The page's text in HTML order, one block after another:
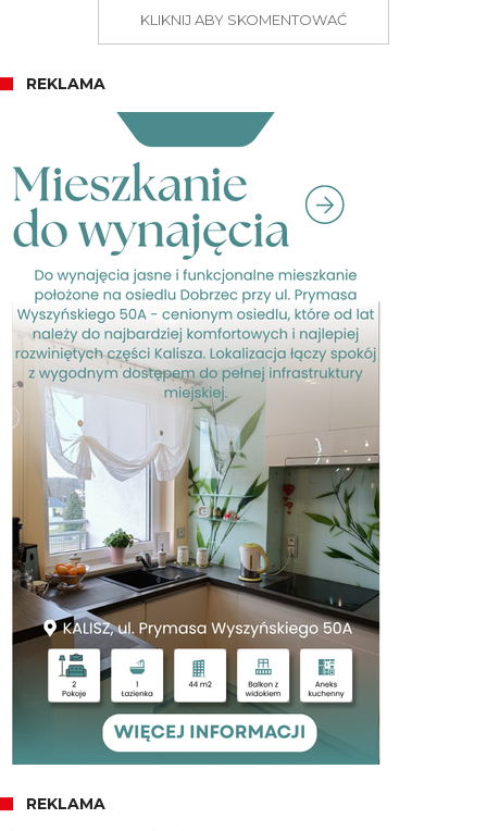
KLIKNIJ ABY SKOMENTOWAĆ
REKLAMA
REKLAMA